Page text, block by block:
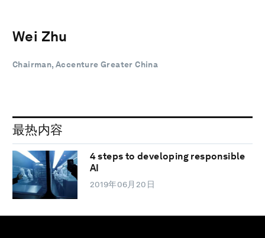
Wei Zhu
Chairman, Accenture Greater China
最热内容
4 steps to developing responsible
AI
2019年06月20日